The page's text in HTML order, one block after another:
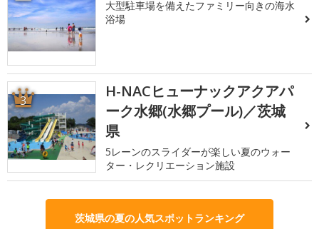
大型駐車場を備えたファミリー向きの海水
浴場
3
H-NACヒューナックアクアパ
ーク水郷(水郷プール)／茨城
県
5レーンのスライダーが楽しい夏のウォー
ター・レクリエーション施設
茨城県の夏の人気スポットランキング